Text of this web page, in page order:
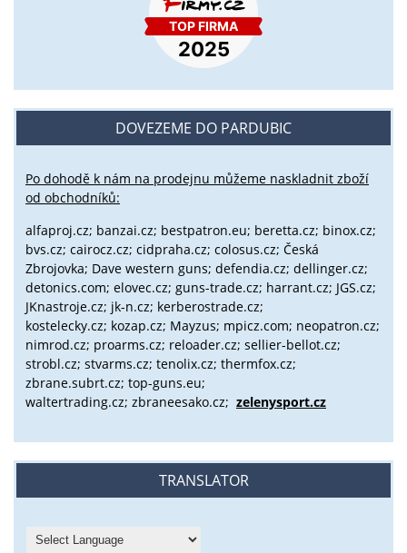
DOVEZEME DO PARDUBIC
Po dohodě k nám na prodejnu můžeme naskladnit zboží
od obchodníků:
alfaproj.cz; banzai.cz; bestpatron.eu; beretta.cz; binox.cz;
bvs.cz; cairocz.cz; cidpraha.cz; colosus.cz; Česká
Zbrojovka; Dave western guns; defendia.cz; dellinger.cz;
detonics.com; elovec.cz; guns-trade.cz; harrant.cz; JGS.cz;
JKnastroje.cz; jk-n.cz; kerberostrade.cz;
kostelecky.cz; kozap.cz; Mayzus; mpicz.com; neopatron.cz;
nimrod.cz; proarms.cz; reloader.cz; sellier-bellot.cz;
strobl.cz; stvarms.cz; tenolix.cz; thermfox.cz;
zbrane.subrt.cz; top-guns.eu;
waltertrading.cz; zbraneesako.cz; zelenysport.cz
TRANSLATOR